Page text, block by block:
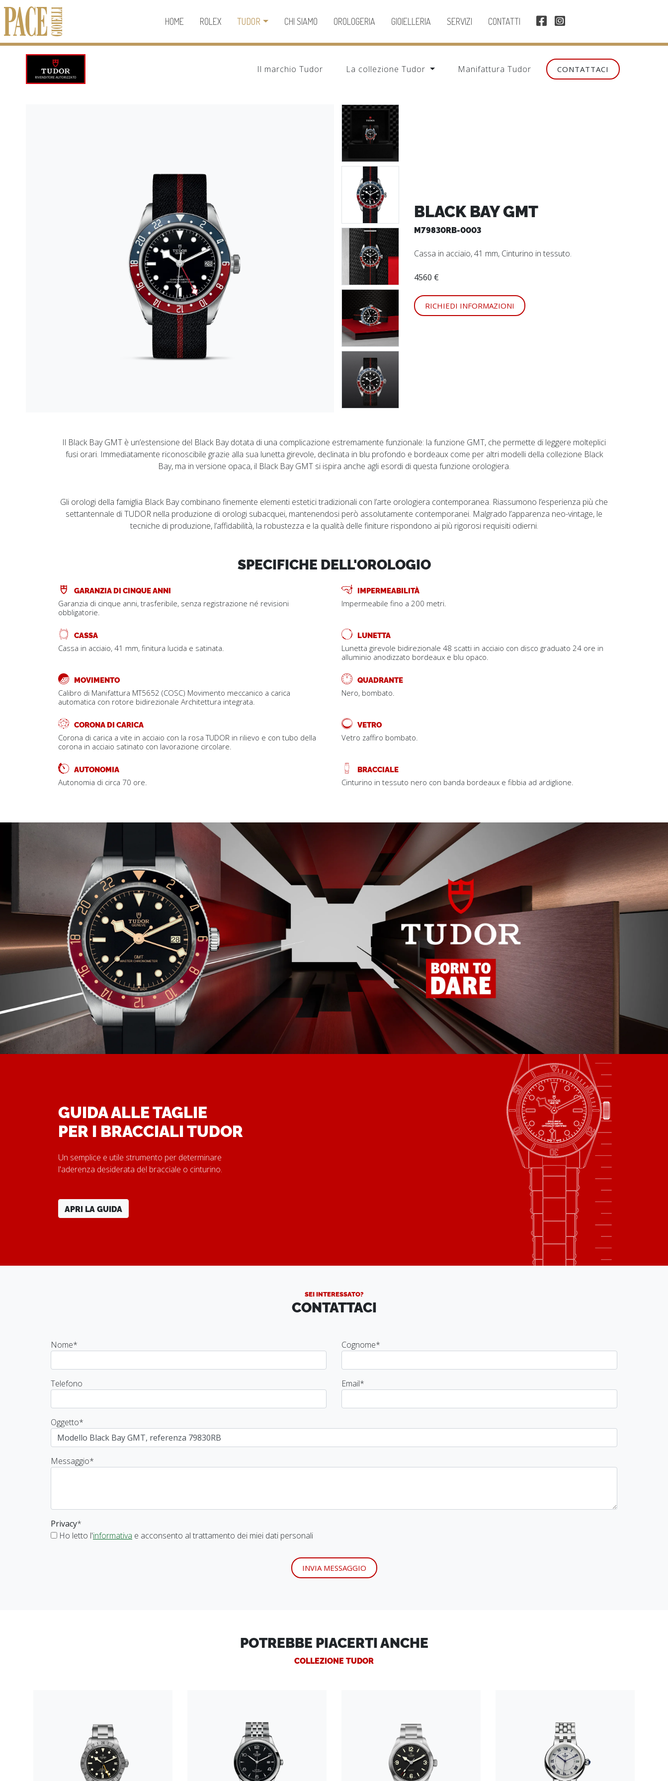
HOME ROLEX TUDOR CHI SIAMO OROLOGERIA GIOIELLERIA SERVIZI CONTATTI
Il marchio Tudor La collezione Tudor Manifattura Tudor CONTATTACI
BLACK BAY GMT
M79830RB-0003
Cassa in acciaio, 41 mm, Cinturino in tessuto.
4560 €
RICHIEDI INFORMAZIONI
Il Black Bay GMT è un’estensione del Black Bay dotata di una complicazione estremamente funzionale: la funzione GMT, che permette di leggere molteplici
fusi orari. Immediatamente riconoscibile grazie alla sua lunetta girevole, declinata in blu profondo e bordeaux come per altri modelli della collezione Black
Bay, ma in versione opaca, il Black Bay GMT si ispira anche agli esordi di questa funzione orologiera.
Gli orologi della famiglia Black Bay combinano finemente elementi estetici tradizionali con l’arte orologiera contemporanea. Riassumono l’esperienza più che
settantennale di TUDOR nella produzione di orologi subacquei, mantenendosi però assolutamente contemporanei. Malgrado l’apparenza neo-vintage, le
tecniche di produzione, l’affidabilità, la robustezza e la qualità delle finiture rispondono ai più rigorosi requisiti odierni.
SPECIFICHE DELL'OROLOGIO
GARANZIA DI CINQUE ANNI
Garanzia di cinque anni, trasferibile, senza registrazione né revisioni
obbligatorie.
IMPERMEABILITÀ
Impermeabile fino a 200 metri.
CASSA
Cassa in acciaio, 41 mm, finitura lucida e satinata.
LUNETTA
Lunetta girevole bidirezionale 48 scatti in acciaio con disco graduato 24 ore in
alluminio anodizzato bordeaux e blu opaco.
MOVIMENTO
Calibro di Manifattura MT5652 (COSC) Movimento meccanico a carica
automatica con rotore bidirezionale Architettura integrata.
QUADRANTE
Nero, bombato.
CORONA DI CARICA
Corona di carica a vite in acciaio con la rosa TUDOR in rilievo e con tubo della
corona in acciaio satinato con lavorazione circolare.
VETRO
Vetro zaffiro bombato.
AUTONOMIA
Autonomia di circa 70 ore.
BRACCIALE
Cinturino in tessuto nero con banda bordeaux e fibbia ad ardiglione.
GUIDA ALLE TAGLIE
PER I BRACCIALI TUDOR
Un semplice e utile strumento per determinare
l'aderenza desiderata del bracciale o cinturino.
APRI LA GUIDA
SEI INTERESSATO?
CONTATTACI
Nome* Cognome*
Telefono Email*
Oggetto*
Messaggio*
Privacy*
Ho letto l'informativa e acconsento al trattamento dei miei dati personali
INVIA MESSAGGIO
POTREBBE PIACERTI ANCHE
COLLEZIONE TUDOR